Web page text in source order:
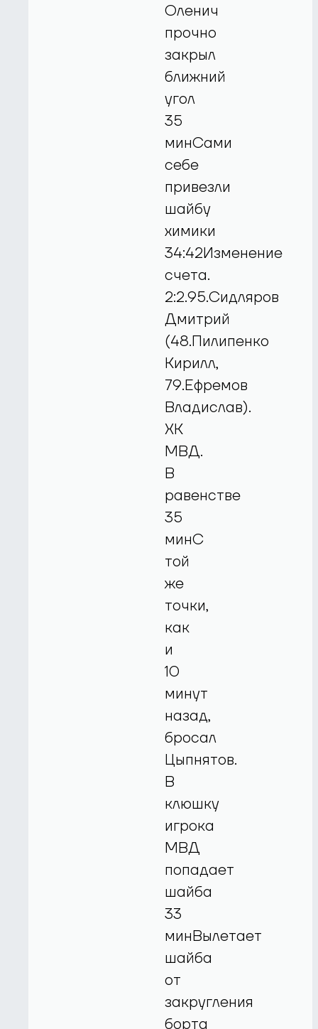
Оленич
прочно
закрыл
ближний
угол
35
минСами
себе
привезли
шайбу
химики
34:42Изменение
счета.
2:2.95.Сидляров
Дмитрий
(48.Пилипенко
Кирилл,
79.Ефремов
Владислав).
ХК
МВД.
В
равенстве
35
минС
той
же
точки,
как
и
10
минут
назад,
бросал
Цыпнятов.
В
клюшку
игрока
МВД
попадает
шайба
33
минВылетает
шайба
от
закругления
борта